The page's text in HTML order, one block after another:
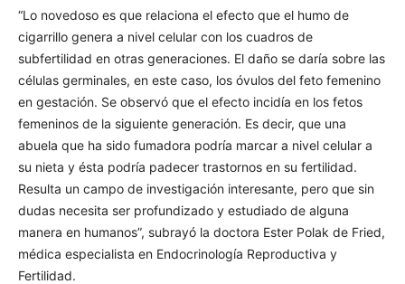
“Lo novedoso es que relaciona el efecto que el humo de
cigarrillo genera a nivel celular con los cuadros de
subfertilidad en otras generaciones. El daño se daría sobre las
células germinales, en este caso, los óvulos del feto femenino
en gestación. Se observó que el efecto incidía en los fetos
femeninos de la siguiente generación. Es decir, que una
abuela que ha sido fumadora podría marcar a nivel celular a
su nieta y ésta podría padecer trastornos en su fertilidad.
Resulta un campo de investigación interesante, pero que sin
dudas necesita ser profundizado y estudiado de alguna
manera en humanos”, subrayó la doctora Ester Polak de Fried,
médica especialista en Endocrinología Reproductiva y
Fertilidad.